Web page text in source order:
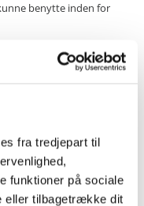
fra tredjepart til
funktioner på sociale
eller tilbagetrække dit
benytte inden for
spørgsmålene:
et skræddersyet kursus